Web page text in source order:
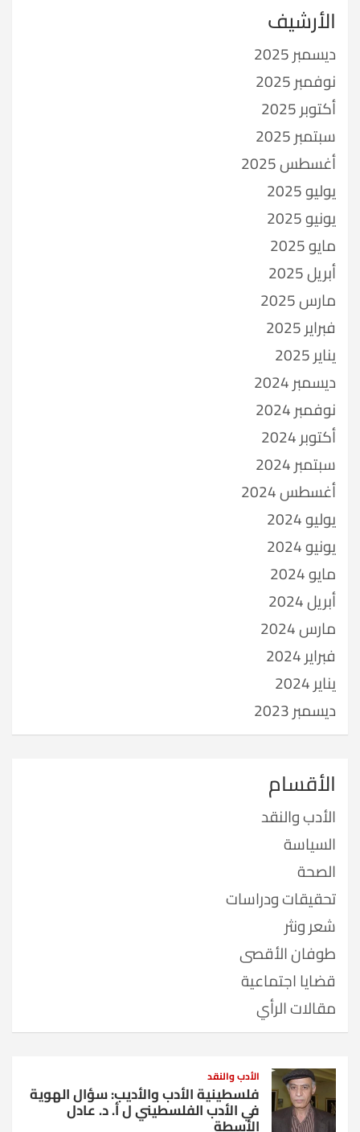
الأرشيف
ديسمبر 2025
نوفمبر 2025
أكتوبر 2025
سبتمبر 2025
أغسطس 2025
يوليو 2025
يونيو 2025
مايو 2025
أبريل 2025
مارس 2025
فبراير 2025
يناير 2025
ديسمبر 2024
نوفمبر 2024
أكتوبر 2024
سبتمبر 2024
أغسطس 2024
يوليو 2024
يونيو 2024
مايو 2024
أبريل 2024
مارس 2024
فبراير 2024
يناير 2024
ديسمبر 2023
الأقسام
الأدب والنقد
السياسة
الصحة
تحقيقات ودراسات
شعر ونثر
طوفان الأقصى
قضايا اجتماعية
مقالات الرأي
الأدب والنقد
فلسطينية الأدب والأديب: سؤال الهوية
في الأدب الفلسطيني ل أ. د. عادل
الأسطة